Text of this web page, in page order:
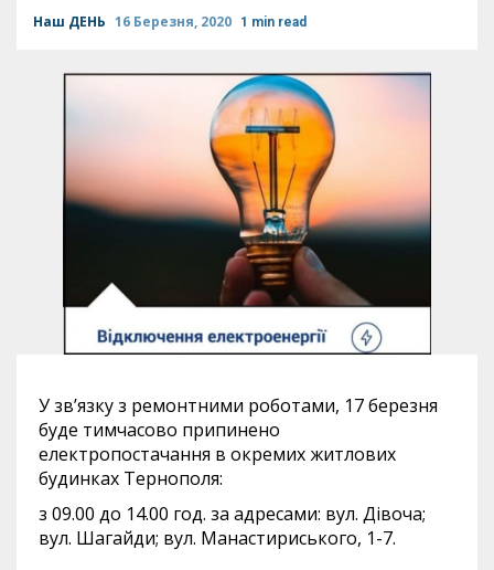
Наш ДЕНЬ 16 Березня, 2020 1 min read
У зв’язку з ремонтними роботами, 17 березня
буде тимчасово припинено
електропостачання в окремих житлових
будинках Тернополя:
з 09.00 до 14.00 год. за адресами: вул. Дівоча;
вул. Шагайди; вул. Манастириського, 1-7.